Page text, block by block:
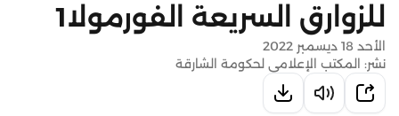
للزوارق السريعة الفورمولا1
الأحد 18 ديسمبر 2022
نشر: المكتب الإعلامي لحكومة الشارقة